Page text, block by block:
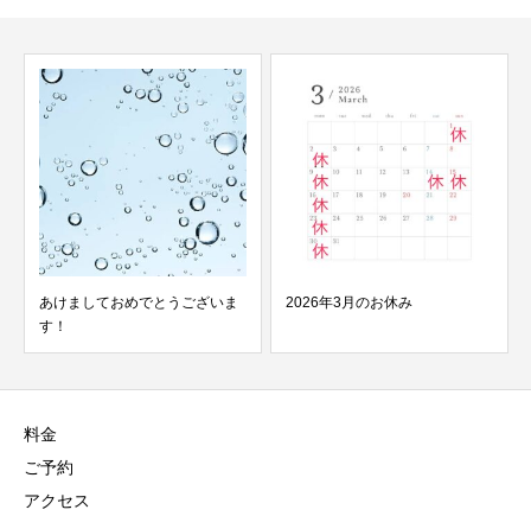
あけましておめでとうございま
す！
2026年3月のお休み
料金
ご予約
アクセス